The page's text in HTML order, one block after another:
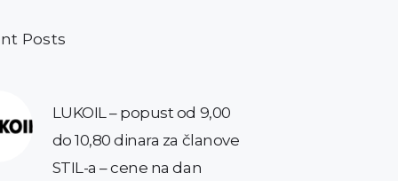
Posts
LUKOIL – popust od 9,00
do 10,80 dinara za članove
STIL-a – cene na dan